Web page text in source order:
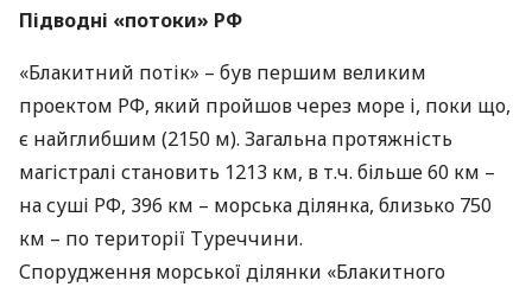
Підводні «потоки» РФ
«Блакитний потік» – був першим великим
проектом РФ, який пройшов через море і, поки що,
є найглибшим (2150 м). Загальна протяжність
магістралі становить 1213 км, в т.ч. більше 60 км –
на суші РФ, 396 км – морська ділянка, близько 750
км – по території Туреччини.
Спорудження морської ділянки «Блакитного